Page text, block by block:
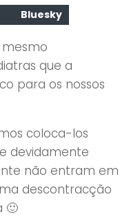
Bluesky
que a
para os nossos
coloca-los
devidamente
não entram em
descontracção
🙂